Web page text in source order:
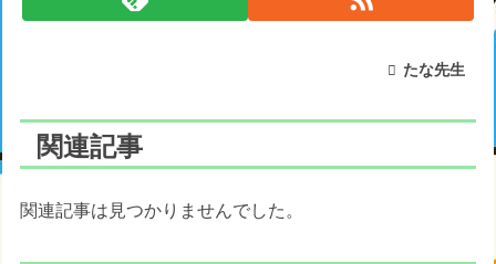
たな先生
関連記事
関連記事は見つかりませんでした。